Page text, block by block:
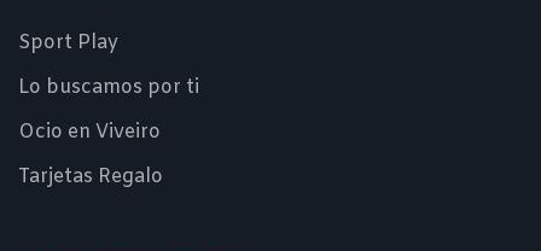
Sport Play
Lo buscamos por ti
Ocio en Viveiro
Tarjetas Regalo